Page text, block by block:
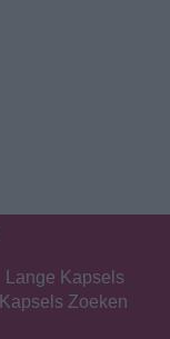
Lange Kapsels
Kapsels Zoeken